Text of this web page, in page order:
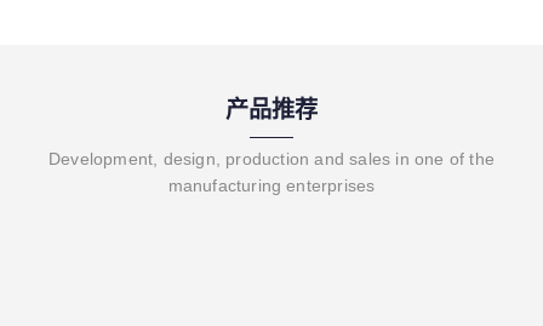
产品推荐
Development, design, production and sales in one of the
manufacturing enterprises